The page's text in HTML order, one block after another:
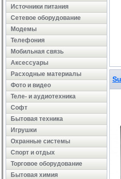
Источники питания
Сетевое оборудование
Модемы
Телефония
Мобильная связь
Аксессуары
Расходные материалы
Фото и видео
Теле- и аудиотехника
Софт
Бытовая техника
Игрушки
Охранные системы
Cпорт и отдых
Торговое оборудование
Бытовая химия